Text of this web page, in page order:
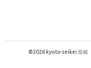
©2026 kyoto-seikei投稿